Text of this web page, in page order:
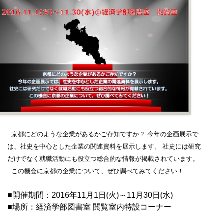
京都にどのような企業があるかご存知ですか？ 今年の企画展示で
は、社史を中心とした企業の関連資料を展示します。 社史には研究
だけでなく就職活動にも役立つ総合的な情報が掲載されています。
この機会に京都の企業について、ぜひ調べてみてください！
■開催期間：2016年11月1日(火)～11月30日(水)
■場所：経済学部図書室 閲覧室内特設コーナー